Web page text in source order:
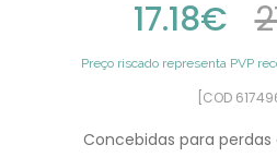
17.18€
Preço riscado representa PVP
[COD
Concebidas para